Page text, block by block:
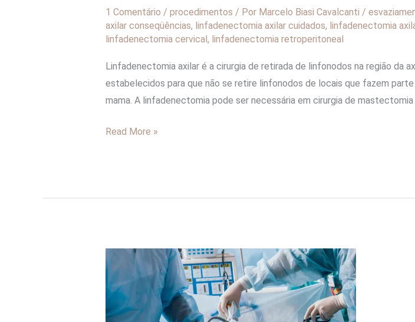
1 Comentário / procedimentos / Por Marcelo Biasi Cavalcanti /
axilar conseqüências, linfadenectomia axilar cuidados, linfadenectomia
linfadenectomia cervical , linfadenectomia retroperitoneal
Linfadenectomia axilar é a cirurgia de retirada de linfonodos na região da
estabelecidos para que não se retire linfonodos de locais que fazem
mama. A linfadenectomia pode ser necessária em cirurgia de mastectomia
Read More »